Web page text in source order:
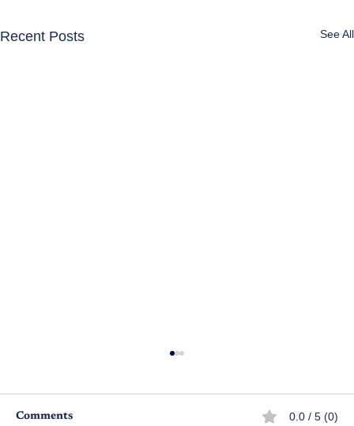
Recent Posts See All
Comments 0.0 / 5 (0)